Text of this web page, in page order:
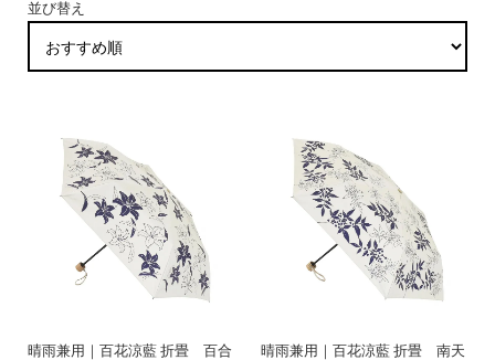
並び替え
晴雨兼用｜百花涼藍 折畳 百合
晴雨兼用｜百花涼藍 折畳 南天